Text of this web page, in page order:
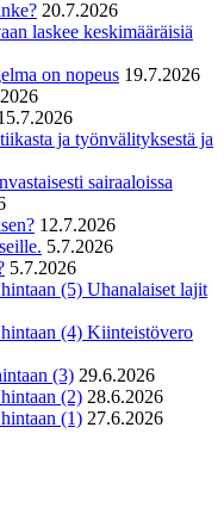
20.7.2026
laskee keskimääräisiä
on nopeus 19.7.2026
ja työnvälityksestä ja
sairaaloissa
12.7.2026
5.7.2026
5.7.2026
(5) Uhanalaiset lajit
(4) Kiinteistövero
(3) 29.6.2026
(2) 28.6.2026
(1) 27.6.2026